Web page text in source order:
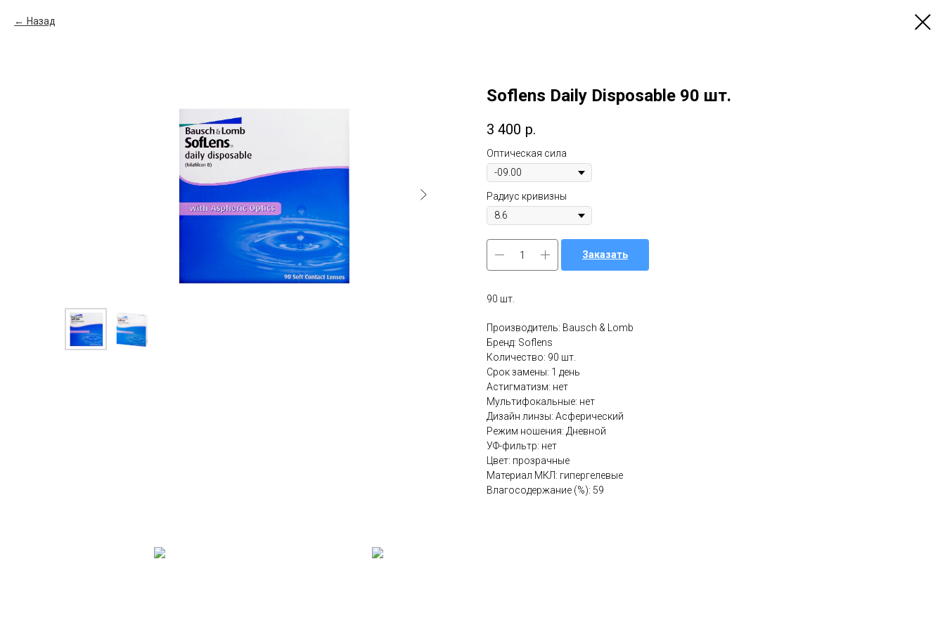
Назад
Soflens Daily Disposable 90 шт.
3 400 р.
Оптическая сила
Радиус кривизны
Заказать
90 шт.
Производитель: Bausch & Lomb
Бренд: Soflens
Количество: 90 шт.
Срок замены: 1 день
Астигматизм: нет
Мультифокальные: нет
Дизайн линзы: Асферический
Режим ношения: Дневной
УФ-фильтр: нет
Цвет: прозрачные
Материал МКЛ: гипергелевые
Влагосодержание (%): 59